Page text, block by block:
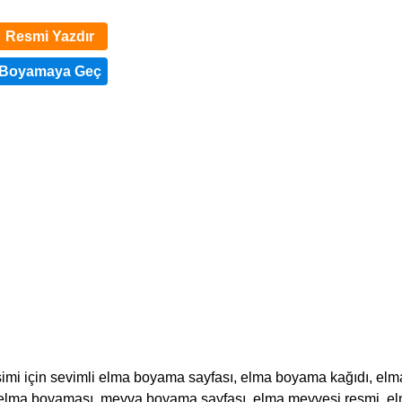
Resmi Yazdır
için sevimli elma boyama sayfası, elma boyama kağıdı,
boyaması, meyva boyama sayfası, elma meyvesi resmi,